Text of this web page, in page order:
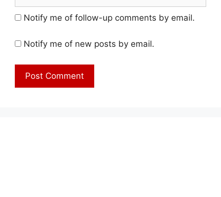
Notify me of follow-up comments by email.
Notify me of new posts by email.